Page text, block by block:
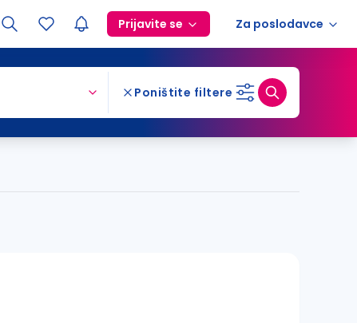
Prijavite se Za poslodavce
Poništite filtere